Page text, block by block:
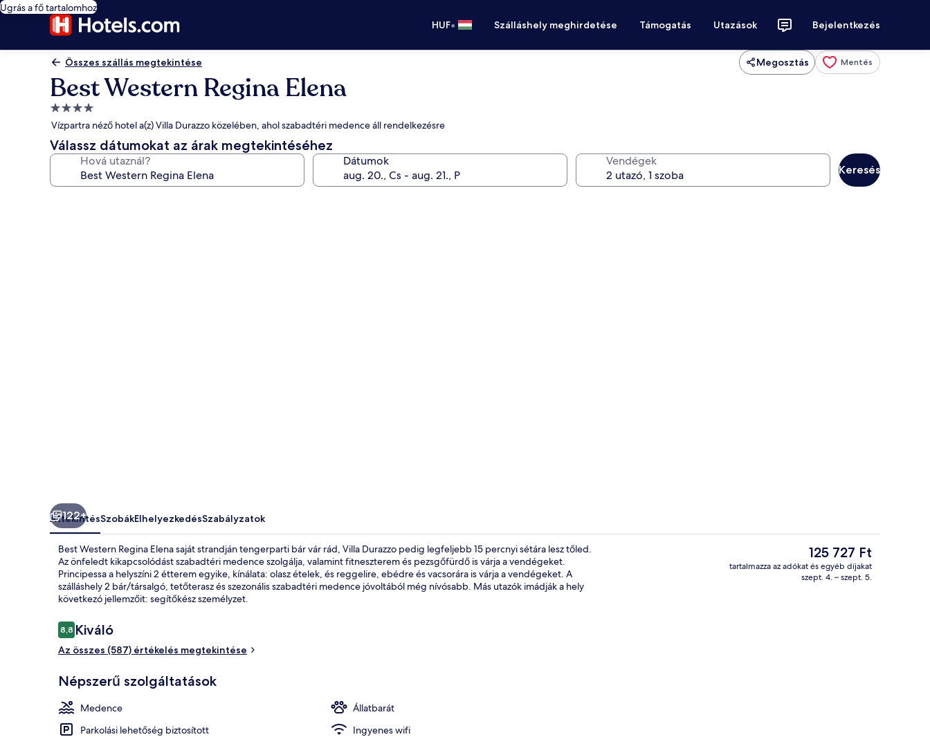
Ugrás a fő tartalomhoz
HUF• Szálláshely meghirdetése Támogatás Utazások Bejelentkezés
Összes szállás megtekintése Megosztás Mentés
Best Western Regina Elena
4.0
csillagos
szálláshely
Vízpartra néző hotel a(z) Villa Durazzo közelében, ahol szabadtéri medence áll rendelkezésre
Válassz dátumokat az árak megtekintéséhez
Hová utaznál? Dátumok Vendégek
Keresés
Szabadtéri medence, nyitva 9:00 és 18:30 között, napozóágyakMagánstrand, fekete homok,
122+
ÁttekintésSzobákElhelyezkedésSzabályzatok
Best Western Regina Elena saját strandján tengerparti bár vár rád, Villa Durazzo pedig legfeljebb 15 percnyi sétára lesz tőled.
Az önfeledt kikapcsolódást szabadtéri medence szolgálja, valamint fitneszterem és pezsgőfürdő is várja a vendégeket.
Principessa a helyszíni 2 étterem egyike, kínálata: olasz ételek, és reggelire, ebédre és vacsorára is várja a vendégeket. A
szálláshely 2 bár/társalgó, tetőterasz és szezonális szabadtéri medence jóvoltából még nívósabb. Más utazók imádják a hely
következó jellemzőit: segítőkész személyzet.
Értékelések
8,88,8 ennyiből: 10
Kiváló
Az összes (587) értékelés megtekintése
Népszerű szolgáltatások
Medence
Állatbarát
Parkolási lehetőség biztosított
Ingyenes wifi
A
jelenlegi
ár
125 727 Ft
tartalmazza az adókat és egyéb díjakat
szept. 4. – szept. 5.